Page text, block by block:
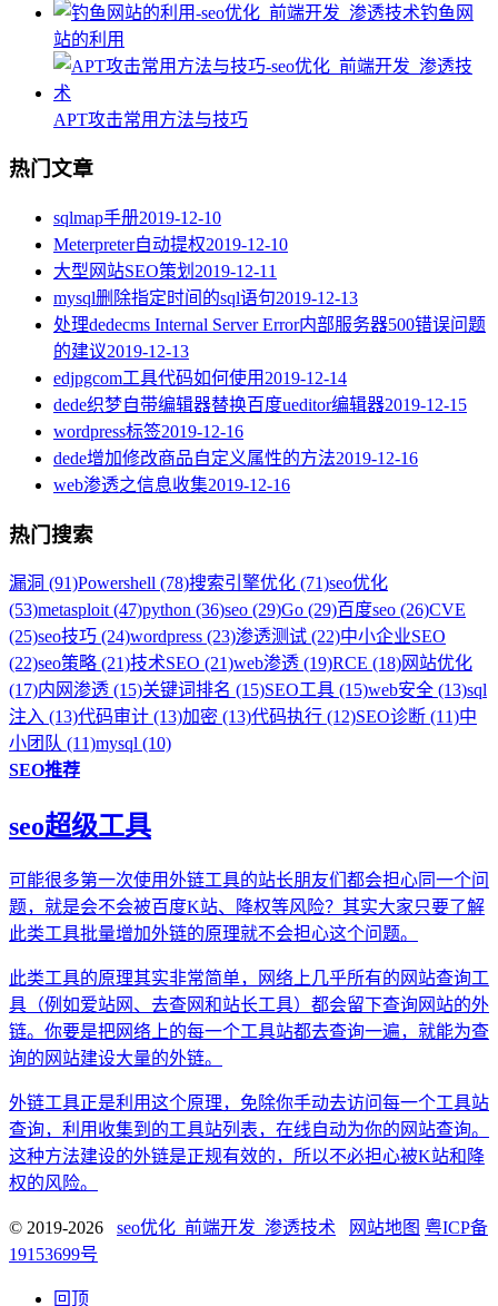
钓鱼网
站的利用
APT攻击常用方法与技巧
热门文章
sqlmap手册2019-12-10
Meterpreter自动提权2019-12-10
大型网站SEO策划 2019-12-11
mysql删除指定时间的sql语句2019-12-13
处理dedecms Internal Server Error内部服务器500错误问题
的建议2019-12-13
edjpgcom工具代码如何使用 2019-12-14
dede织梦自带编辑器替换百度ueditor编辑器2019-12-15
wordpress标签2019-12-16
dede增加修改商品自定义属性的方法2019-12-16
web渗透之信息收集2019-12-16
热门搜索
漏洞 (91)Powershell (78)搜索引擎优化 (71)seo优化
(53)metasploit (47)python (36)seo (29)Go (29)百度seo (26)CVE
(25)seo技巧 (24)wordpress (23)渗透测试 (22)中小企业SEO
(22)seo策略 (21)技术SEO (21)web渗透 (19)RCE (18)网站优化
(17)内网渗透 (15)关键词排名 (15)SEO工具 (15)web安全 (13)sql
注入 (13)代码审计 (13)加密 (13)代码执行 (12)SEO诊断 (11)中
小团队 (11)mysql (10)
SEO推荐
seo超级工具
可能很多第一次使用外链工具的站长朋友们都会担心同一个问
题，就是会不会被百度K站、降权等风险？其实大家只要了解
此类工具批量增加外链的原理就不会担心这个问题。
此类工具的原理其实非常简单，网络上几乎所有的网站查询工
具（例如爱站网、去查网和站长工具）都会留下查询网站的外
链。你要是把网络上的每一个工具站都去查询一遍，就能为查
询的网站建设大量的外链。
外链工具正是利用这个原理，免除你手动去访问每一个工具站
查询，利用收集到的工具站列表，在线自动为你的网站查询。
这种方法建设的外链是正规有效的，所以不必担心被K站和降
权的风险。
© 2019-2026 seo优化_前端开发_渗透技术 网站地图 粤ICP备
19153699号
回顶